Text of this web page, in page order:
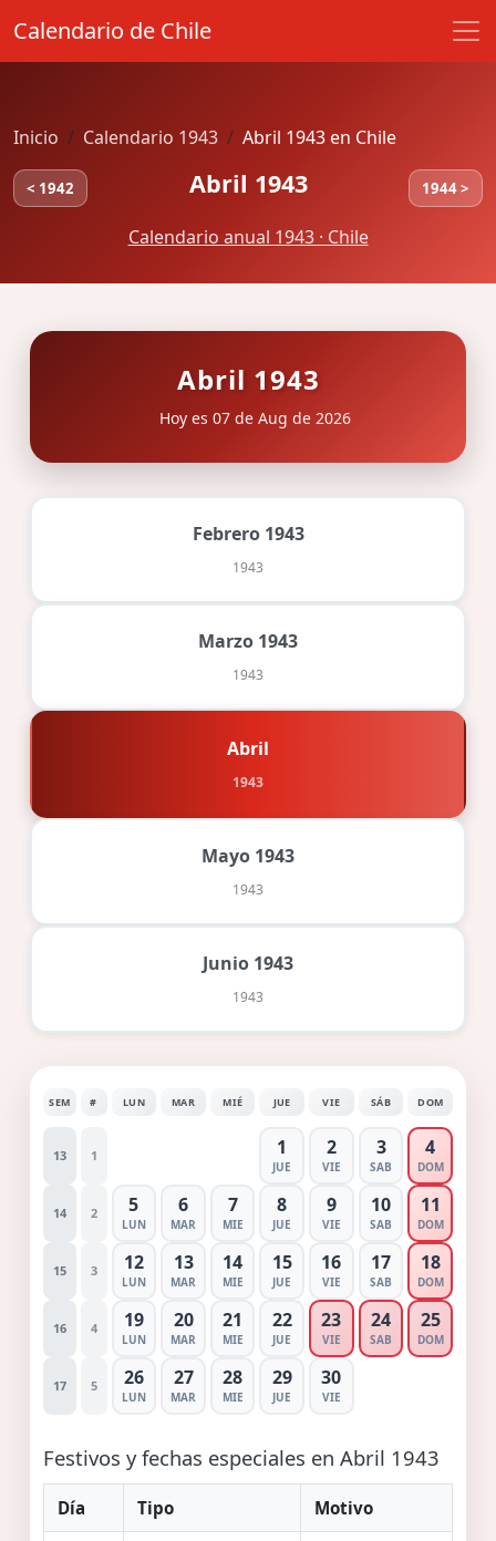
Calendario de Chile
Inicio Calendario 1943 Abril 1943 en Chile
< 1942 Abril 1943 1944 >
Calendario anual 1943 · Chile
Abril 1943
Hoy es 07 de Aug de 2026
Febrero 1943
1943
Marzo 1943
1943
Abril
1943
Mayo 1943
1943
Junio 1943
1943
SEM # LUN MAR MIÉ JUE VIE SÁB DOM
13 1 1
JUE
2
VIE
3
SAB
4
DOM
14 2 5
LUN
6
MAR
7
MIE
8
JUE
9
VIE
10
SAB
11
DOM
15 3 12
LUN
13
MAR
14
MIE
15
JUE
16
VIE
17
SAB
18
DOM
16 4 19
LUN
20
MAR
21
MIE
22
JUE
23
VIE
24
SAB
25
DOM
17 5 26
LUN
27
MAR
28
MIE
29
JUE
30
VIE
Festivos y fechas especiales en Abril 1943
Día Tipo Motivo